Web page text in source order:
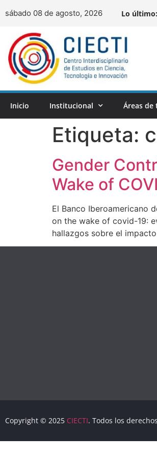
sábado 08 de agosto, 2026 Lo último:
Inicio Institucional Áreas de
Etiqueta:
Gender
Wake of
El Banco Iberoamericano
on the wake of covid-19:
hallazgos sobre el
Copyright © 2025 CIECTI. Todos los